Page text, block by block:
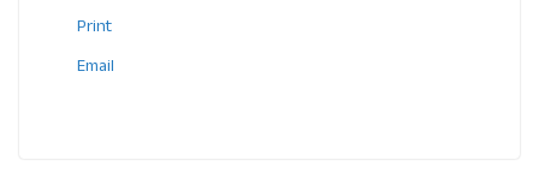
Print
Email